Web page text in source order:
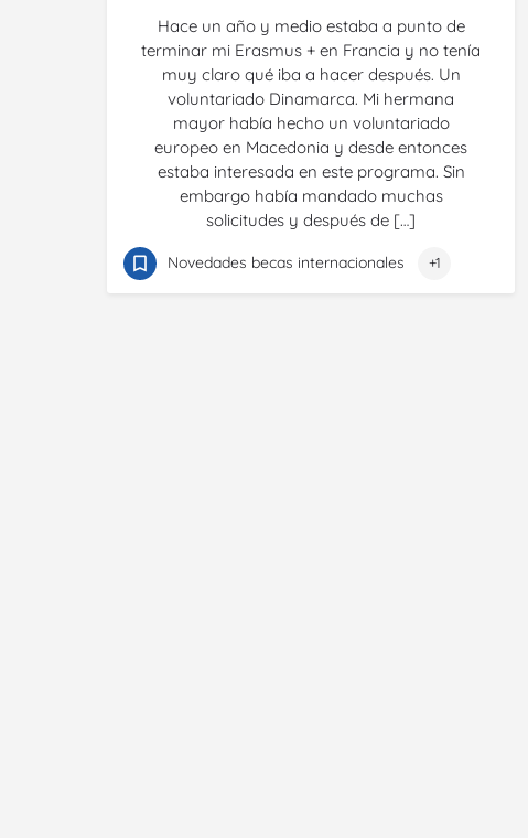
Hace un año y medio estaba a punto de
terminar mi Erasmus + en Francia y no tenía
muy claro qué iba a hacer después. Un
voluntariado Dinamarca. Mi hermana
mayor había hecho un voluntariado
europeo en Macedonia y desde entonces
estaba interesada en este programa. Sin
embargo había mandado muchas
solicitudes y después de […]
Novedades becas internacionales +1